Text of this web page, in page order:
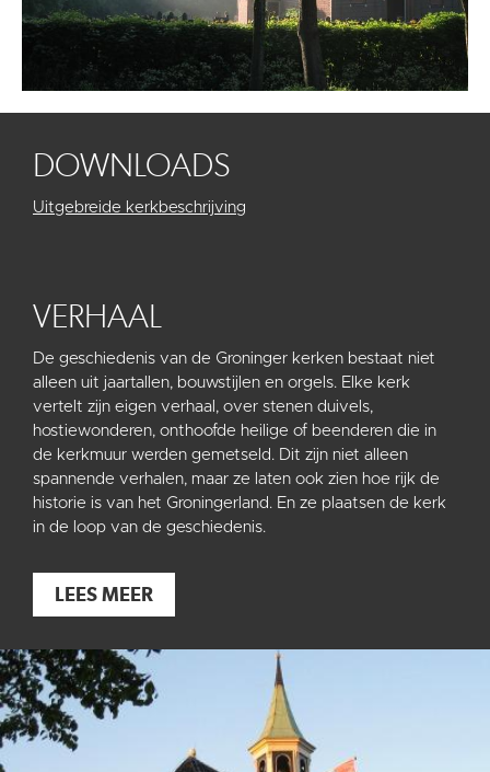
DOWNLOADS
Uitgebreide kerkbeschrijving
VERHAAL
De geschiedenis van de Groninger kerken bestaat niet
alleen uit jaartallen, bouwstijlen en orgels. Elke kerk
vertelt zijn eigen verhaal, over stenen duivels,
hostiewonderen, onthoofde heilige of beenderen die in
de kerkmuur werden gemetseld. Dit zijn niet alleen
spannende verhalen, maar ze laten ook zien hoe rijk de
historie is van het Groningerland. En ze plaatsen de kerk
in de loop van de geschiedenis.
LEES MEER